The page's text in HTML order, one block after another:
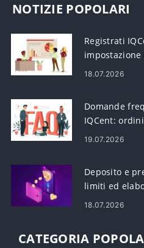
NOTIZIE POPOLARI
Registrati
lavoro di
18.07.2026
Domande
IQCent:
rischio
19.07.2026
Deposito e
limiti ed
18.07.2026
CATEGORIA